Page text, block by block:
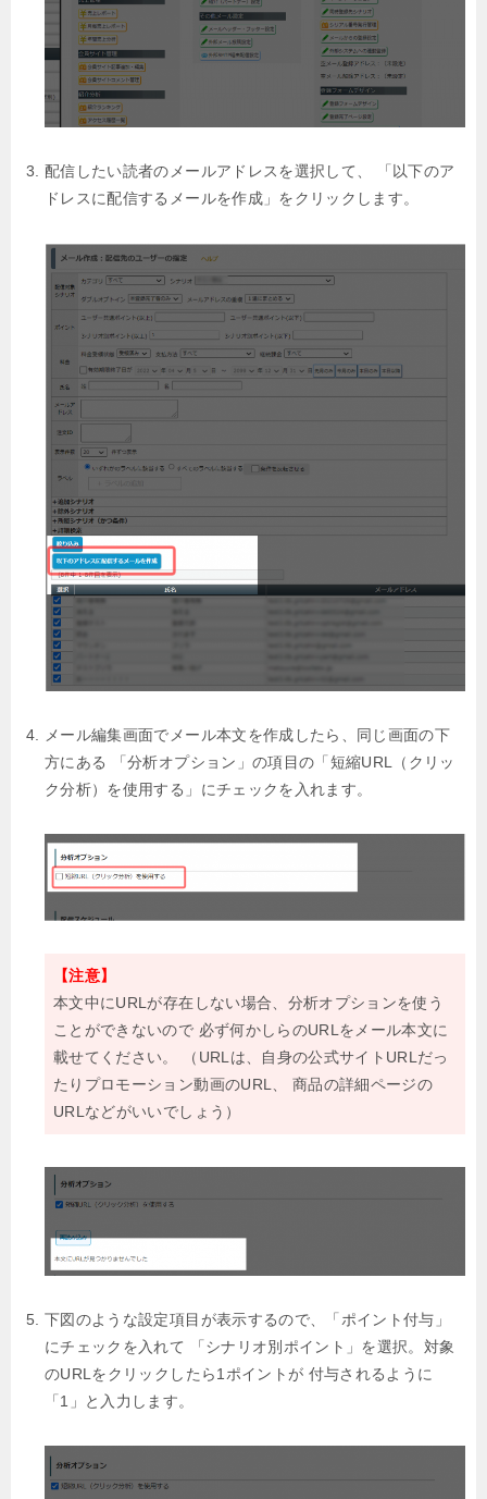
配信したい読者のメールアドレスを選択して、
「以下のア
ドレスに配信するメールを作成」をクリックします。
メール編集画面でメール本文を作成したら、同じ画面の下
方にある
「分析オプション」の項目の「短縮URL（クリッ
ク分析）を使用する」にチェックを入れます。
【注意】
本文中にURLが存在しない場合、分析オプションを使う
ことができないので 必ず何かしらのURLをメール本文に
載せてください。
（URLは、自身の公式サイトURLだっ
たりプロモーション動画のURL、
商品の詳細ページの
URLなどがいいでしょう）
下図のような設定項目が表示するので、「ポイント付与」
にチェックを入れて
「シナリオ別ポイント」を選択。対象
のURLをクリックしたら1ポイントが 付与されるように
「1」と入力します。